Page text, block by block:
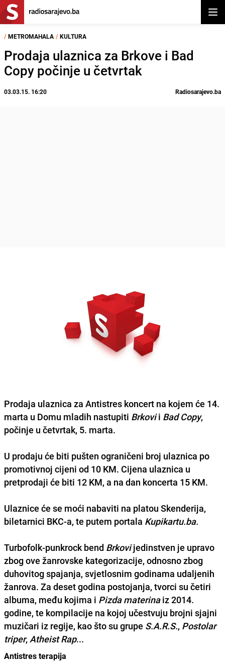
/ METROMAHALA / KULTURA
Prodaja ulaznica za Brkove i Bad
Copy počinje u četvrtak
03.03.15. 16:20 Radiosarajevo.ba
Prodaja ulaznica za Antistres koncert na kojem će 14.
marta u Domu mladih nastupiti Brkovii Bad Copy,
počinje u četvrtak, 5. marta.
U prodaju će biti pušten ograničeni broj ulaznica po
promotivnoj cijeni od 10 KM. Cijena ulaznica u
pretprodaji će biti 12 KM, a na dan koncerta 15 KM.
Ulaznice će se moći nabaviti na platou Skenderija,
biletarnici BKC-a, te putem portala Kupikartu.ba.
Turbofolk-punkrock bend Brkovijedinstven je upravo
zbog ove žanrovske kategorizacije, odnosno zbog
duhovitog spajanja, svjetlosnim godinama udaljenih
žanrova. Za deset godina postojanja, tvorci su četiri
albuma, među kojima i Pizda materinaiz 2014.
godine, te kompilacije na kojoj učestvuju brojni sjajni
muzičari iz regije, kao što su grupe S.A.R.S., Postolar
triper, Atheist Rap...
Antistres terapija